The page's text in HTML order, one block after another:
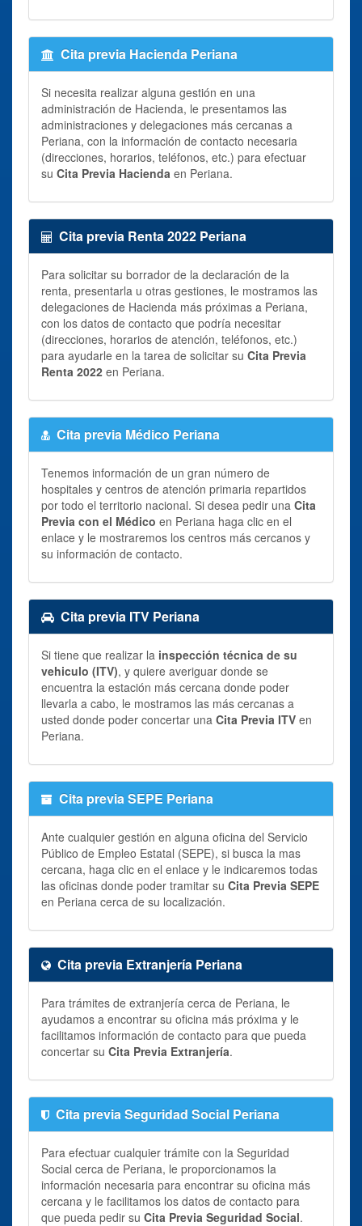
Cita previa Hacienda Periana
Si necesita realizar alguna gestión en una
administración de Hacienda, le presentamos las
administraciones y delegaciones más cercanas a
Periana, con la información de contacto necesaria
(direcciones, horarios, teléfonos, etc.) para efectuar
su Cita Previa Hacienda en Periana.
Cita previa Renta 2022 Periana
Para solicitar su borrador de la declaración de la
renta, presentarla u otras gestiones, le mostramos las
delegaciones de Hacienda más próximas a Periana,
con los datos de contacto que podría necesitar
(direcciones, horarios de atención, teléfonos, etc.)
para ayudarle en la tarea de solicitar su Cita Previa
Renta 2022 en Periana.
Cita previa Médico Periana
Tenemos información de un gran número de
hospitales y centros de atención primaria repartidos
por todo el territorio nacional. Si desea pedir una Cita
Previa con el Médico en Periana haga clic en el
enlace y le mostraremos los centros más cercanos y
su información de contacto.
Cita previa ITV Periana
Si tiene que realizar la inspección técnica de su
vehiculo (ITV), y quiere averiguar donde se
encuentra la estación más cercana donde poder
llevarla a cabo, le mostramos las más cercanas a
usted donde poder concertar una Cita Previa ITV en
Periana.
Cita previa SEPE Periana
Ante cualquier gestión en alguna oficina del Servicio
Público de Empleo Estatal (SEPE), si busca la mas
cercana, haga clic en el enlace y le indicaremos todas
las oficinas donde poder tramitar su Cita Previa SEPE
en Periana cerca de su localización.
Cita previa Extranjería Periana
Para trámites de extranjería cerca de Periana, le
ayudamos a encontrar su oficina más próxima y le
facilitamos información de contacto para que pueda
concertar su Cita Previa Extranjería.
Cita previa Seguridad Social Periana
Para efectuar cualquier trámite con la Seguridad
Social cerca de Periana, le proporcionamos la
información necesaria para encontrar su oficina más
cercana y le facilitamos los datos de contacto para
que pueda pedir su Cita Previa Seguridad Social.